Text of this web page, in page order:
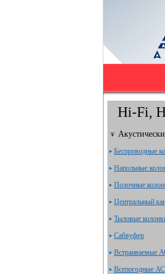
Hi-Fi,
Беспроводные
Напольные
Полочные
Центральный
Тыловые
Сабвуфер
Встраиваемые
Всепогодные АС